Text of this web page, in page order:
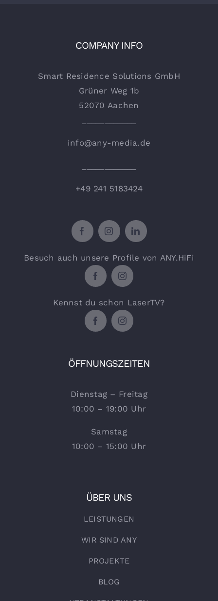
COMPANY INFO
Smart Residence Solutions GmbH
Grüner Weg 1b
52070 Aachen
info@any-media.de
+49 241 5183424
Besuch auch unsere Profile von ANY.HiFi
Kennst du schon LaserTV?
ÖFFNUNGSZEITEN
Dienstag – Freitag
10:00 – 19:00 Uhr
Samstag
10:00 – 15:00 Uhr
ÜBER UNS
LEISTUNGEN
WIR SIND ANY
PROJEKTE
BLOG